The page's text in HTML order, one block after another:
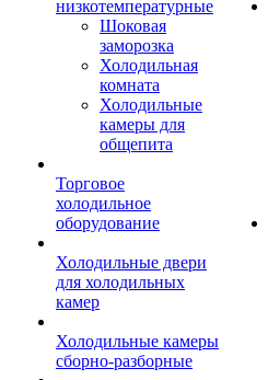
низкотемпературные
Шоковая
заморозка
Холодильная
комната
Холодильные
камеры для
общепита
Торговое
холодильное
оборудование
Холодильные двери
для холодильных
камер
Холодильные камеры
сборно-разборные